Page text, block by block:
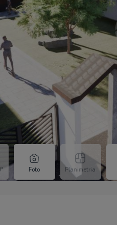
Foto Planimetria